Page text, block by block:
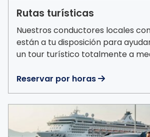
Rutas turísticas
Nuestros conductores locales
están a tu disposición para
un tour turístico totalmente a
Reservar por horas 